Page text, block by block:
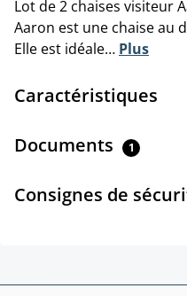
Lot de 2 chaises visiteur
Aaron est une chaise au
Elle est idéale… Plus
Caractéristiques
Documents 1
Consignes de